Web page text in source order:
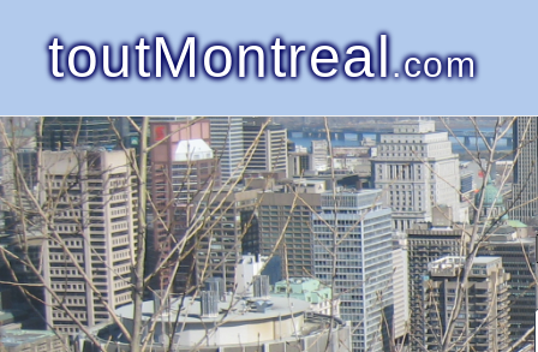
toutMontreal.com